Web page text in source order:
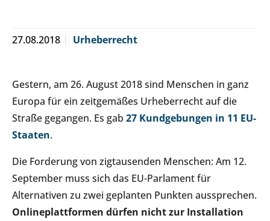
27.08.2018 Urheberrecht
Gestern, am 26. August 2018 sind Menschen in ganz
Europa für ein zeitgemäßes Urheberrecht auf die
Straße gegangen. Es gab 27 Kundgebungen in 11 EU-
Staaten.
Die Forderung von zigtausenden Menschen: Am 12.
September muss sich das EU-Parlament für
Alternativen zu zwei geplanten Punkten aussprechen.
Onlineplattformen dürfen nicht zur Installation